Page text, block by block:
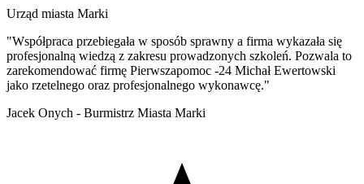
Urząd miasta Marki
"Współpraca przebiegała w sposób sprawny a firma wykazała się
profesjonalną wiedzą z zakresu prowadzonych szkoleń. Pozwala to
zarekomendować firmę Pierwszapomoc -24 Michał Ewertowski
jako rzetelnego oraz profesjonalnego wykonawcę."
Jacek Onych - Burmistrz Miasta Marki